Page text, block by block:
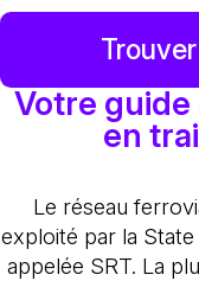
Votre
en
Le réseau
exploité par la
appelée SRT. La